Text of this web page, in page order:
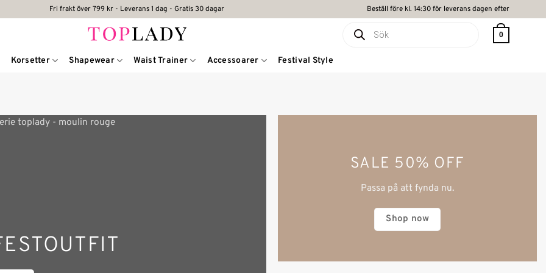
Fri frakt över 799 kr - Leverans 1 dag - Gratis 30 dagar Beställ före kl. 14:30 för leverans dagen efter
0
Korsetter Shapewear Waist Trainer Accessoarer Festival Style
SALE 50% OFF
Passa på att fynda nu.
Shop now